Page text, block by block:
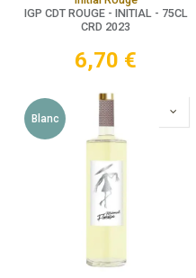
IGP CDT ROUGE - INITIAL - 75CL
CRD 2023
6,70 €
Blanc